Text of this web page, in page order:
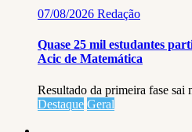
07/08/2026 Redação
Quase 25 mil estudantes
Acic de Matemática
Resultado da primeira fase sai
Destaque Geral